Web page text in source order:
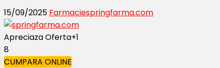
15/09/2025 Farmaciespringfarma.com
Apreciaza Oferta+1
8
CUMPARA ONLINE